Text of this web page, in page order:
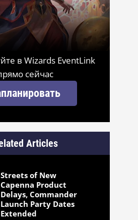
в Wizards EventLink
сейчас
Articles
Streets of New
Capenna Product
Delays, Commander
Launch Party Dates
Extended